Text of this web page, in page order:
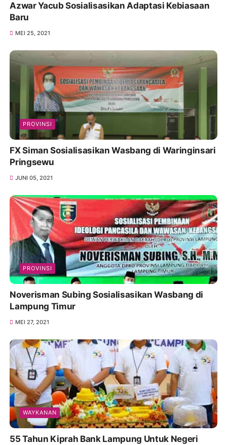
Azwar Yacub Sosialisasikan Adaptasi Kebiasaan
Baru
MEI 25, 2021
PROVINSI
FX Siman Sosialisasikan Wasbang di Waringinsari
Pringsewu
JUNI 05, 2021
PROVINSI
Noverisman Subing Sosialisasikan Wasbang di
Lampung Timur
MEI 27, 2021
WAYKANAN
55 Tahun Kiprah Bank Lampung Untuk Negeri